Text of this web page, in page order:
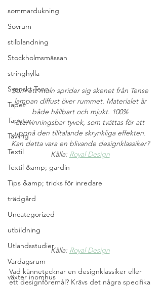
sommardukning
Sovrum
stilblandning
Stockholmsmässan
stringhylla
Svenskt Tenn
Tapet
Tapeter
Tävling
Textil
Textil &amp; gardin
Tips &amp; tricks för inredare
trädgård
Uncategorized
utbildning
Utlandsstudier
Vardagsrum
växter inomhus
Som ett moln sprider sig skenet från Tense
lampan diffust över rummet. Materialet är
både hållbart och mjukt. 100%
återvinningsbar tyvek, som tvättas för att
uppnå den tilltalande skrynkliga effekten.
Kan detta vara en blivande designklassiker?
Källa: Royal Design
Källa: Royal Design
Vad kännetecknar en designklassiker eller
ett designföremål? Krävs det några specifika